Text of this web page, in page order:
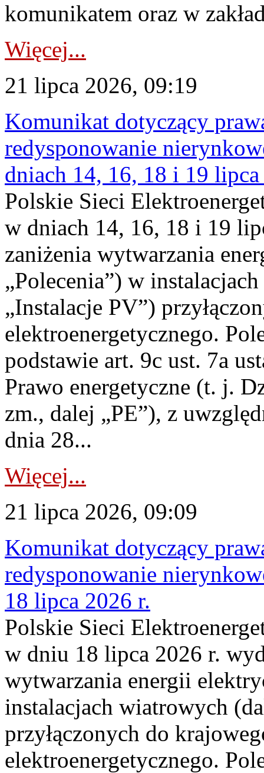
komunikatem oraz w
Więcej...
21 lipca 2026, 09:19
Komunikat dotyczący
redysponowanie
dniach 14, 16, 18 i 19
Polskie Sieci
w dniach 14, 16, 18 i 19
zaniżenia wytwarzania
„Polecenia”) w
„Instalacje PV”)
elektroenergetycznego.
podstawie art. 9c ust. 7a
Prawo energetyczne (t. j.
zm., dalej „PE”), z
dnia 28...
Więcej...
21 lipca 2026, 09:09
Komunikat dotyczący
redysponowanie
18 lipca 2026 r.
Polskie Sieci
w dniu 18 lipca 2026 r.
wytwarzania energii
instalacjach wiatrowych
przyłączonych do
elektroenergetycznego.